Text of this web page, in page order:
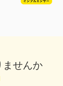
ませんか